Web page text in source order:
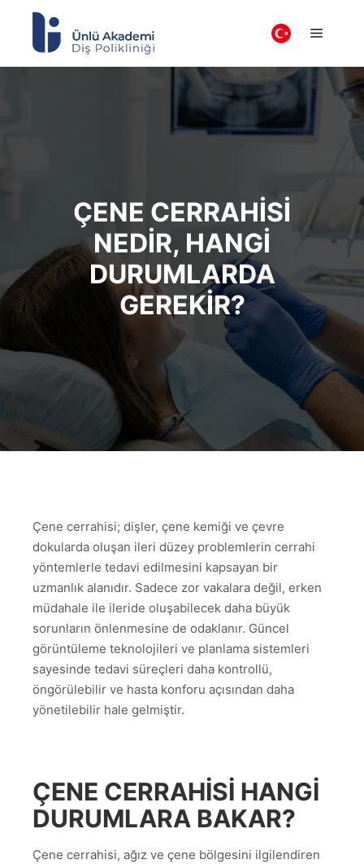
ÇENE CERRAHISI
NEDIR, HANGI
DURUMLARDA
GEREKIR?
Çene cerrahisi; dişler, çene kemiği ve çevre
dokularda oluşan ileri düzey problemlerin cerrahi
yöntemlerle tedavi edilmesini kapsayan bir
uzmanlık alanıdır. Sadece zor vakalara değil, erken
müdahale ile ileride oluşabilecek daha büyük
sorunların önlenmesine de odaklanır. Güncel
görüntüleme teknolojileri ve planlama sistemleri
sayesinde tedavi süreçleri daha kontrollü,
öngörülebilir ve hasta konforu açısından daha
yönetilebilir hale gelmiştir.
ÇENE CERRAHISI HANGI
DURUMLARA BAKAR?
Çene cerrahisi, ağız ve çene bölgesini ilgilendiren